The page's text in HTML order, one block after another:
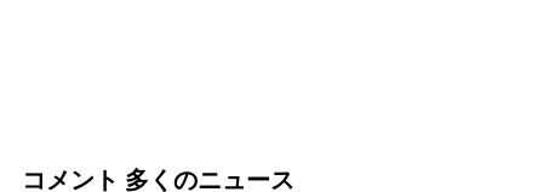
コメント 多くのニュース